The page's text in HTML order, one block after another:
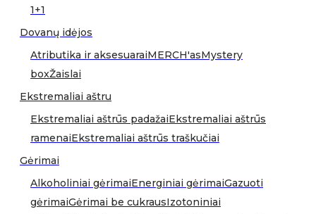
1+1
Dovanų idėjos
Atributika ir aksesuaraiMERCH'asMystery
boxŽaislai
Ekstremaliai aštru
Ekstremaliai aštrūs padažaiEkstremaliai aštrūs
ramenaiEkstremaliai aštrūs traškučiai
Gėrimai
Alkoholiniai gėrimaiEnerginiai gėrimaiGazuoti
gėrimaiGėrimai be cukrausIzotoniniai